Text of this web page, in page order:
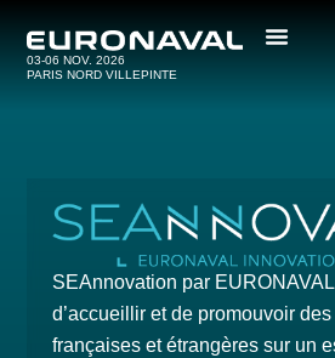
03-06 NOV. 2026
PARIS NORD VILLEPINTE
SEAnnovation par
d’accueillir et de promouvoir
françaises et étrangères sur un